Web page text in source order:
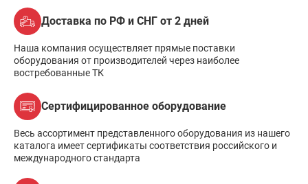
Доставка по РФ и СНГ от 2 дней
Наша компания осуществляет прямые поставки
оборудования от производителей через наиболее
востребованные ТК
Сертифицированное оборудование
Весь ассортимент представленного оборудования из нашего
каталога имеет сертификаты соответствия российского и
международного стандарта